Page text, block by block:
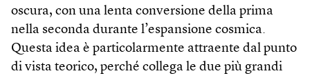
oscura, con una lenta conversione della prima
nella seconda durante l’espansione cosmica.
Questa idea è particolarmente attraente dal punto
di vista teorico, perché collega le due più grandi